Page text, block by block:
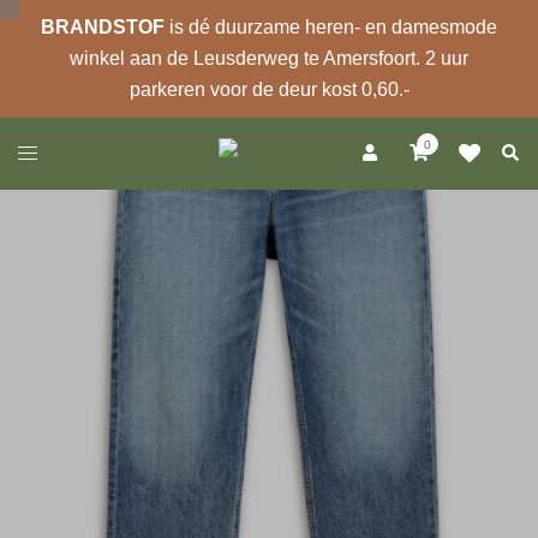
BRANDSTOF is dé duurzame heren- en damesmode
winkel aan de Leusderweg te Amersfoort. 2 uur
parkeren voor de deur kost 0,60.-
naar
de
Toggle
0